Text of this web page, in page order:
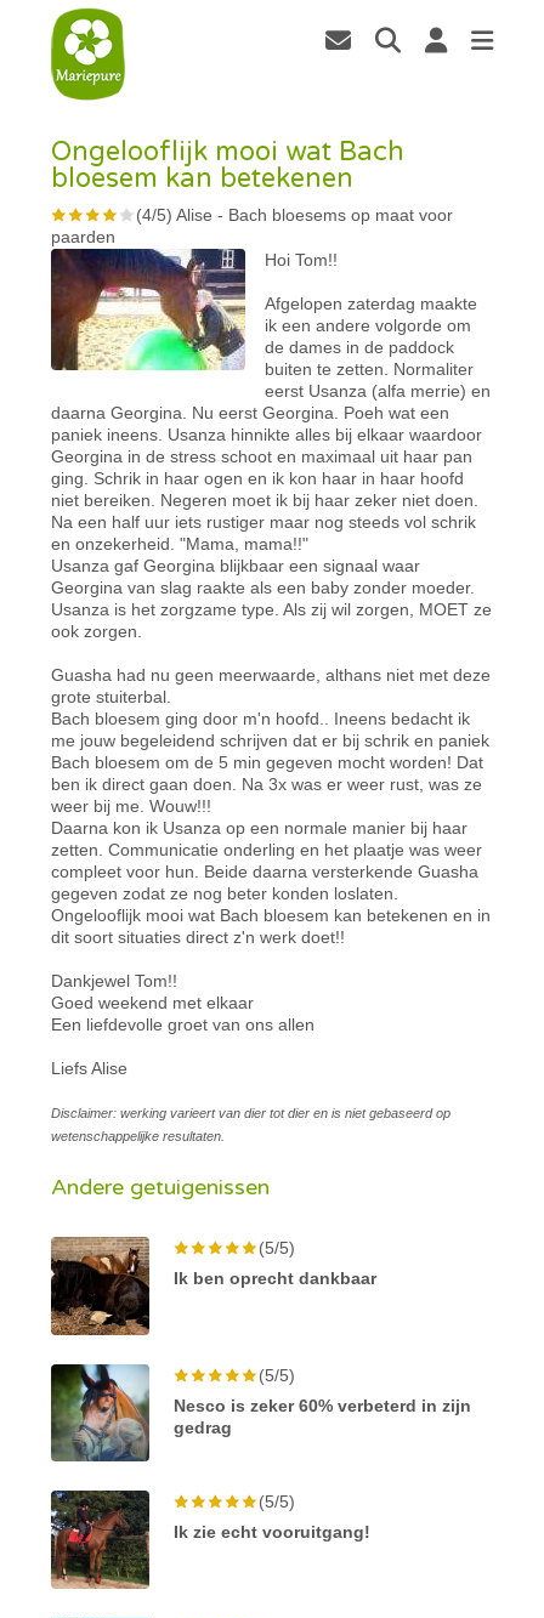
Ongelooflijk mooi wat Bach
bloesem kan betekenen
(4/5)Alise - Bach bloesems op maat voor
paarden
Hoi Tom!!
Afgelopen zaterdag maakte
ik een andere volgorde om
de dames in de paddock
buiten te zetten. Normaliter
eerst Usanza (alfa merrie) en
daarna Georgina. Nu eerst Georgina. Poeh wat een
paniek ineens. Usanza hinnikte alles bij elkaar waardoor
Georgina in de stress schoot en maximaal uit haar pan
ging. Schrik in haar ogen en ik kon haar in haar hoofd
niet bereiken. Negeren moet ik bij haar zeker niet doen.
Na een half uur iets rustiger maar nog steeds vol schrik
en onzekerheid. "Mama, mama!!"
Usanza gaf Georgina blijkbaar een signaal waar
Georgina van slag raakte als een baby zonder moeder.
Usanza is het zorgzame type. Als zij wil zorgen, MOET ze
ook zorgen.
Guasha had nu geen meerwaarde, althans niet met deze
grote stuiterbal.
Bach bloesem ging door m'n hoofd.. Ineens bedacht ik
me jouw begeleidend schrijven dat er bij schrik en paniek
Bach bloesem om de 5 min gegeven mocht worden! Dat
ben ik direct gaan doen. Na 3x was er weer rust, was ze
weer bij me. Wouw!!!
Daarna kon ik Usanza op een normale manier bij haar
zetten. Communicatie onderling en het plaatje was weer
compleet voor hun. Beide daarna versterkende Guasha
gegeven zodat ze nog beter konden loslaten.
Ongelooflijk mooi wat Bach bloesem kan betekenen en in
dit soort situaties direct z'n werk doet!!
Dankjewel Tom!!
Goed weekend met elkaar
Een liefdevolle groet van ons allen
Liefs Alise
Disclaimer: werking varieert van dier tot dier en is niet gebaseerd op
wetenschappelijke resultaten.
Andere getuigenissen
(5/5)
Ik ben oprecht dankbaar
(5/5)
Nesco is zeker 60% verbeterd in zijn
gedrag
(5/5)
Ik zie echt vooruitgang!